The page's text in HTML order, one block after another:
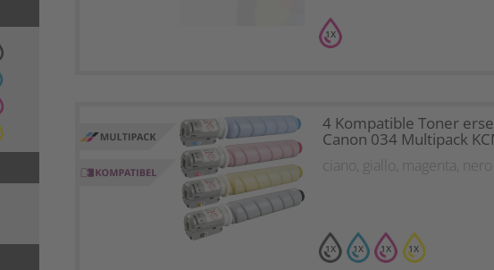
1X
1X 1X 1X 1X
4 Kompatible Toner
Canon 034 Multipack
ciano , giallo , magenta, nero